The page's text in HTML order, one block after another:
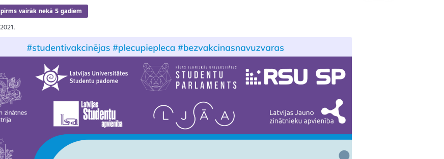
pirms vairāk nekā 5 gadiem